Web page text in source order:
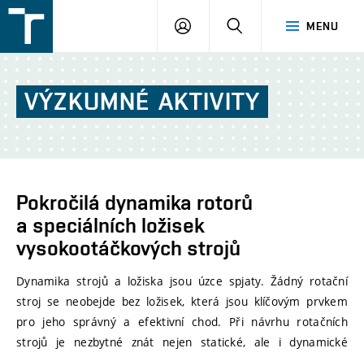
v
Brně
MENU
PŘIHLÁŠENÍ
VÝZKUMNÉ AKTIVITY
Pokročilá dynamika rotorů
a speciálních ložisek
vysokootáčkových strojů
Dynamika strojů a ložiska jsou úzce spjaty. Žádný rotační
stroj se neobejde bez ložisek, která jsou klíčovým prvkem
pro jeho správný a efektivní chod. Při návrhu rotačních
strojů je nezbytné znát nejen statické, ale i dynamické